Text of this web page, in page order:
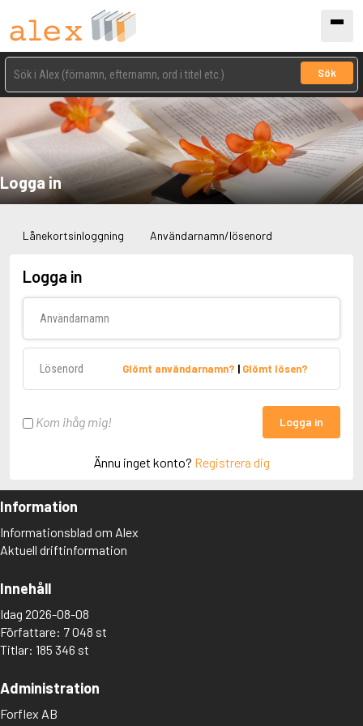
Sök
Logga in
Lånekortsinloggning Användarnamn/lösenord
Logga in
Glömt användarnamn? | Glömt lösen?
Kom ihåg mig! Logga in
Ännu inget konto? Registrera dig
Information
Informationsblad om Alex
Aktuell driftinformation
Innehåll
Idag 2026-08-08
Författare: 7 048 st
Titlar: 185 346 st
Administration
Forflex AB